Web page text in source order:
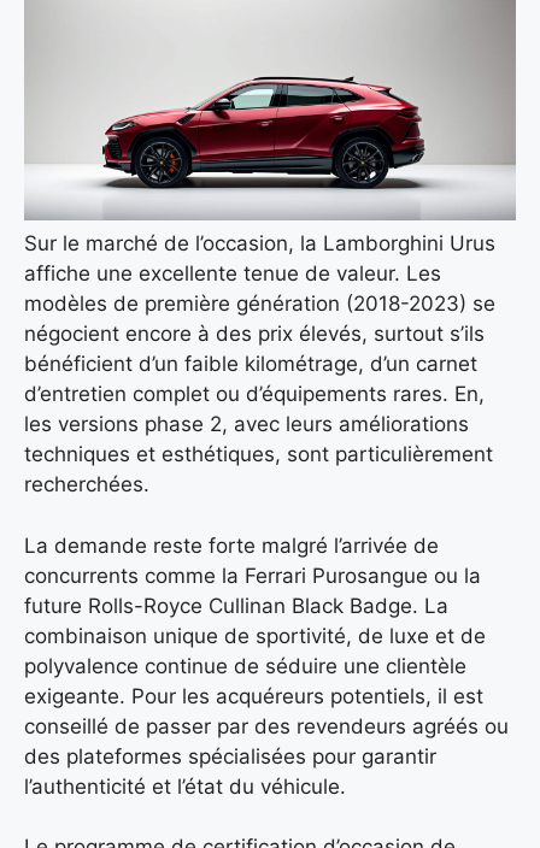
Sur le marché de l’occasion, la Lamborghini Urus
affiche une excellente tenue de valeur. Les
modèles de première génération (2018-2023) se
négocient encore à des prix élevés, surtout s’ils
bénéficient d’un faible kilométrage, d’un carnet
d’entretien complet ou d’équipements rares. En,
les versions phase 2, avec leurs améliorations
techniques et esthétiques, sont particulièrement
recherchées.
La demande reste forte malgré l’arrivée de
concurrents comme la Ferrari Purosangue ou la
future Rolls-Royce Cullinan Black Badge. La
combinaison unique de sportivité, de luxe et de
polyvalence continue de séduire une clientèle
exigeante. Pour les acquéreurs potentiels, il est
conseillé de passer par des revendeurs agréés ou
des plateformes spécialisées pour garantir
l’authenticité et l’état du véhicule.